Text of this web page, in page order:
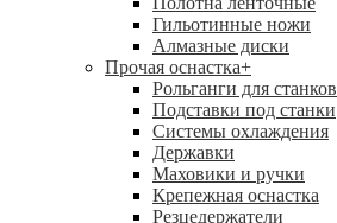
Гильотинные ножи
Алмазные диски
Прочая оснастка+
Рольганги для станков
Подставки под станки
Системы охлаждения
Державки
Маховики и ручки
Крепежная оснастка
Резцедержатели